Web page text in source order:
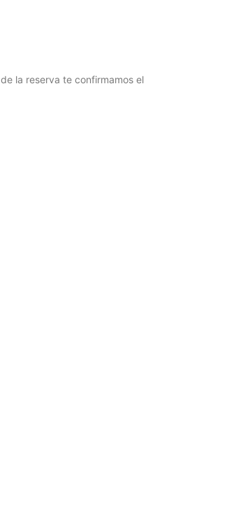
la reserva te confirmamos el